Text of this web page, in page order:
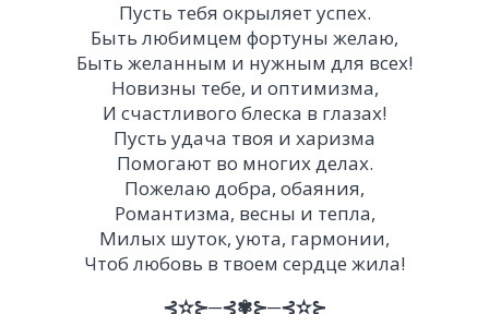
Пусть тебя окрыляет успех.
Быть любимцем фортуны желаю,
Быть желанным и нужным для всех!
Новизны тебе, и оптимизма,
И счастливого блеска в глазах!
Пусть удача твоя и харизма
Помогают во многих делах.
Пожелаю добра, обаяния,
Романтизма, весны и тепла,
Милых шуток, уюта, гармонии,
Чтоб любовь в твоем сердце жила!
⊰✫⊱─⊰✾⊱─⊰✫⊱